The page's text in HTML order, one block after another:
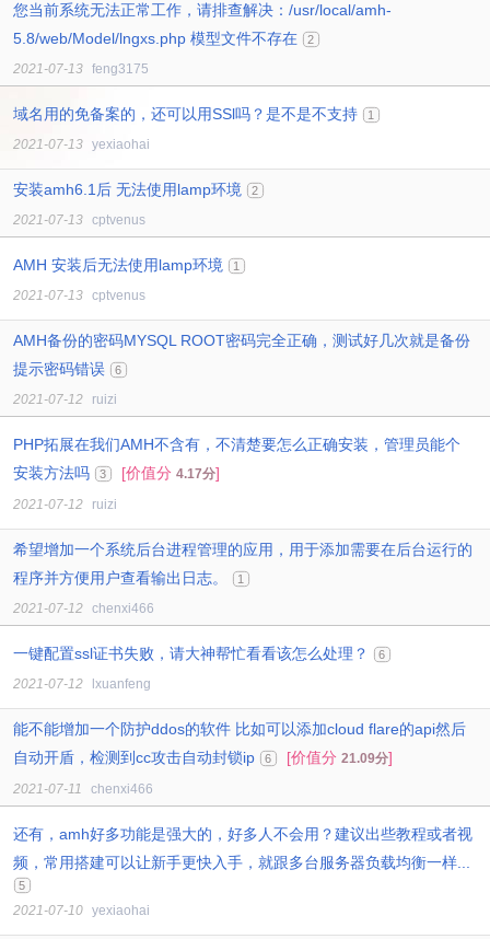
您当前系统无法正常工作，请排查解决：/usr/local/amh-
5.8/web/Model/lngxs.php 模型文件不存在
2
2021-07-13 feng3175
域名用的免备案的，还可以用SSl吗？是不是不支持 1
2021-07-13 yexiaohai
安装amh6.1后 无法使用lamp环境 2
2021-07-13 cptvenus
AMH 安装后无法使用lamp环境 1
2021-07-13 cptvenus
AMH备份的密码MYSQL ROOT密码完全正确，测试好几次就是备份
提示密码错误
6
2021-07-12 ruizi
PHP拓展在我们AMH不含有，不清楚要怎么正确安装，管理员能个
安装方法吗
3 [价值分 4.17分]
2021-07-12 ruizi
希望增加一个系统后台进程管理的应用，用于添加需要在后台运行的
程序并方便用户查看输出日志。
1
2021-07-12 chenxi466
一键配置ssl证书失败，请大神帮忙看看该怎么处理？ 6
2021-07-12 lxuanfeng
能不能增加一个防护ddos的软件 比如可以添加cloud flare的api然后
自动开盾，检测到cc攻击自动封锁ip
6 [价值分 21.09分]
2021-07-11 chenxi466
还有，amh好多功能是强大的，好多人不会用？建议出些教程或者视
频，常用搭建可以让新手更快入手，就跟多台服务器负载均衡一样...
5
2021-07-10 yexiaohai